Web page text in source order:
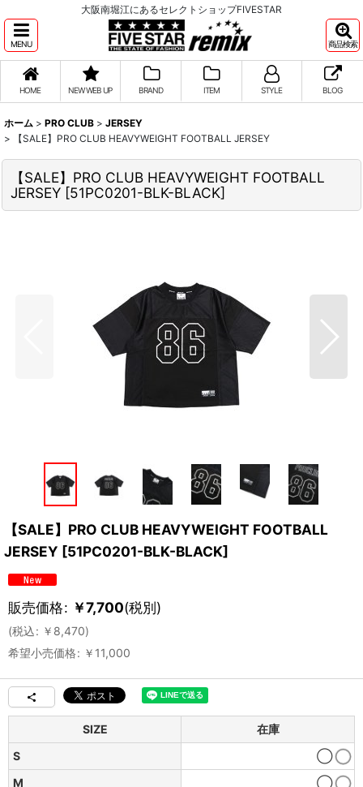
大阪南堀江にあるセレクトショップFIVESTAR
MENU 商品検索
HOME NEW WEB UP BRAND ITEM STYLE BLOG
ホーム > PRO CLUB > JERSEY
>
【SALE】PRO CLUB HEAVYWEIGHT FOOTBALL JERSEY
【SALE】PRO CLUB HEAVYWEIGHT FOOTBALL
JERSEY [51PC0201-BLK-BLACK]
【SALE】PRO CLUB HEAVYWEIGHT FOOTBALL
JERSEY [51PC0201-BLK-BLACK]
販売価格: ￥7,700(税別)
(税込: ￥ 8,470)
希望小売価格: ￥ 11,000
SIZE
在庫
S
◯
M
◯